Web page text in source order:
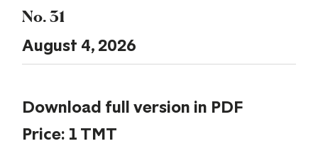
No. 31
August 4, 2026
Download full version in PDF
Price: 1 TMT